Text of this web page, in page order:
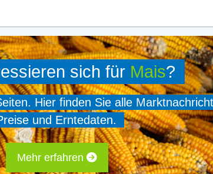
sich für Mais?
Hier finden Sie alle
und Erntedaten.
Mehr erfahren